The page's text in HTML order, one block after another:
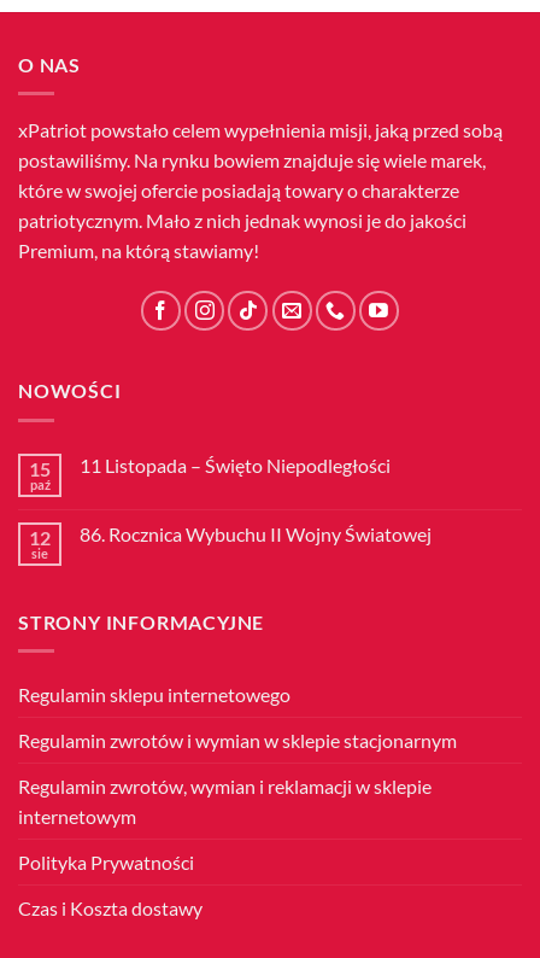
O NAS
xPatriot powstało celem wypełnienia misji, jaką przed sobą
postawiliśmy. Na rynku bowiem znajduje się wiele marek,
które w swojej ofercie posiadają towary o charakterze
patriotycznym. Mało z nich jednak wynosi je do jakości
Premium, na którą stawiamy!
NOWOŚCI
15
paź
11 Listopada – Święto Niepodległości
11
12
sie
86. Rocznica Wybuchu II Wojny Światowej
Rocznica
STRONY INFORMACYJNE
Regulamin sklepu internetowego
Regulamin zwrotów i wymian w sklepie stacjonarnym
Regulamin zwrotów, wymian i reklamacji w sklepie
internetowym
Polityka Prywatności
Czas i Koszta dostawy